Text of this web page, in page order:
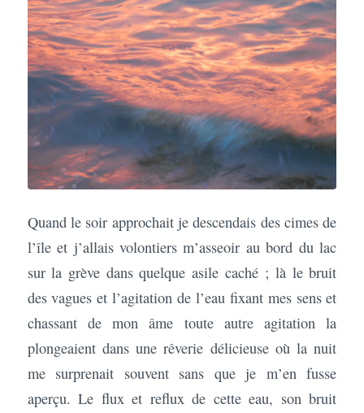
Quand le soir approchait je descendais des cimes de
l’île et j’allais volontiers m’asseoir au bord du lac
sur la grève dans quelque asile caché ; là le bruit
des vagues et l’agitation de l’eau fixant mes sens et
chassant de mon âme toute autre agitation la
plongeaient dans une rêverie délicieuse où la nuit
me surprenait souvent sans que je m’en fusse
aperçu. Le flux et reflux de cette eau, son bruit